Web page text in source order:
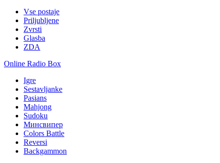
Vse postaje
Priljubljene
Zvrsti
Glasba
ZDA
Online Radio Box
Igre
Sestavljanke
Pasians
Mahjong
Sudoku
Минсвипер
Colors Battle
Reversi
Backgammon